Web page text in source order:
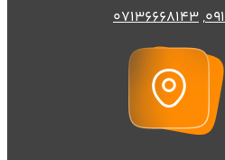
,
07136668143